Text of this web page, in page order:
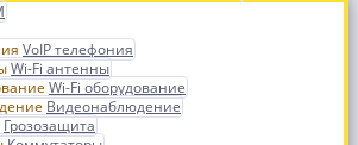
VoIP телефония
Wi-Fi антенны
Wi-Fi оборудование
Видеонаблюдение
Грозозащита